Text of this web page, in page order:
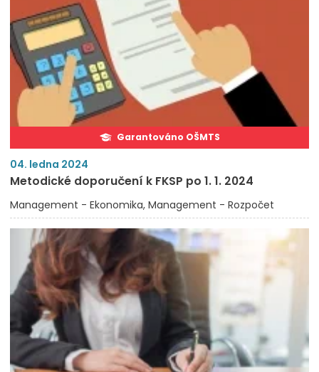
Garantováno OŠMTS
04. ledna 2024
Metodické doporučení k FKSP po 1. 1. 2024
Management - Ekonomika Management - Rozpočet